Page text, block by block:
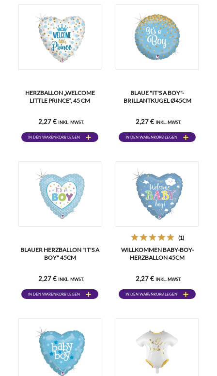
HERZBALLON „WELCOME
LITTLE PRINCE“, 45 CM
2,27 € INKL. MWST.
IN DEN WARENKORB LEGEN
BLAUE "IT'S A BOY"-
BRILLANTKUGEL Ø45CM
2,27 € INKL. MWST.
IN DEN WARENKORB LEGEN
BLAUER HERZBALLON "IT'S A
BOY" 45CM
2,27 € INKL. MWST.
IN DEN WARENKORB LEGEN
(1)
WILLKOMMEN BABY-BOY-
HERZBALLON 45CM
2,27 € INKL. MWST.
IN DEN WARENKORB LEGEN